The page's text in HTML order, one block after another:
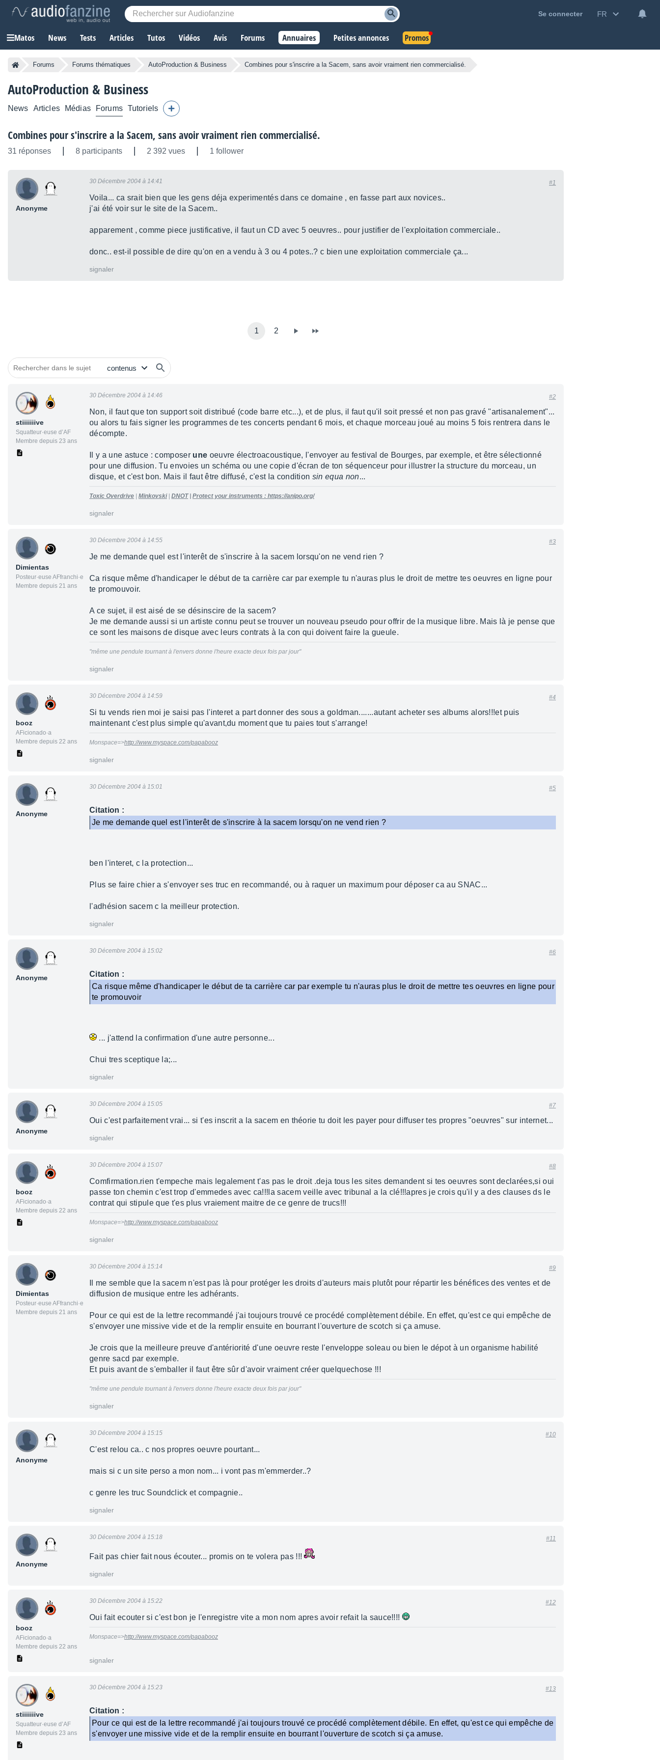
Se connecter FR
Matos News Tests Articles Tutos Vidéos Avis Forums Annuaires Petites annonces Promos
Forums Forums thématiques AutoProduction & Business Combines pour s'inscrire a la Sacem, sans avoir vraiment rien commercialisé.
AutoProduction & Business
News Articles Médias Forums Tutoriels
Combines pour s'inscrire a la Sacem, sans avoir vraiment rien commercialisé.
31 réponses 8 participants 2 392 vues 1 follower
Anonyme
30 Décembre 2004 à 14:41 #1
Voila... ca srait bien que les gens déja experimentés dans ce domaine , en fasse part aux novices..
j'ai été voir sur le site de la Sacem..
apparement , comme piece justificative, il faut un CD avec 5 oeuvres.. pour justifier de l'exploitation commerciale..
donc.. est-il possible de dire qu'on en a vendu à 3 ou 4 potes..? c bien une exploitation commerciale ça...
signaler
1 2
stiiiiiiive
Squatteur·euse d’AF
Membre depuis 23 ans
30 Décembre 2004 à 14:46 #2
Non, il faut que ton support soit distribué (code barre etc...), et de plus, il faut qu'il soit pressé et non pas gravé "artisanalement"...
ou alors tu fais signer les programmes de tes concerts pendant 6 mois, et chaque morceau joué au moins 5 fois rentrera dans le
décompte.
Il y a une astuce : composer une oeuvre électroacoustique, l'envoyer au festival de Bourges, par exemple, et être sélectionné
pour une diffusion. Tu envoies un schéma ou une copie d'écran de ton séquenceur pour illustrer la structure du morceau, un
disque, et c'est bon. Mais il faut être diffusé, c'est la condition sin equa non...
Toxic Overdrive Minkovski| DNOT| Protect your instruments : https://anipo.org/
signaler
Dimientas
Posteur·euse AFfranchi·e
Membre depuis 21 ans
30 Décembre 2004 à 14:55 #3
Je me demande quel est l'interêt de s'inscrire à la sacem lorsqu'on ne vend rien ?
Ca risque même d'handicaper le début de ta carrière car par exemple tu n'auras plus le droit de mettre tes oeuvres en ligne pour
te promouvoir.
A ce sujet, il est aisé de se désinscire de la sacem?
Je me demande aussi si un artiste connu peut se trouver un nouveau pseudo pour offrir de la musique libre. Mais là je pense que
ce sont les maisons de disque avec leurs contrats à la con qui doivent faire la gueule.
"même une pendule tournant à l'envers donne l'heure exacte deux fois par jour"
signaler
booz
AFicionado·a
Membre depuis 22 ans
30 Décembre 2004 à 14:59 #4
Si tu vends rien moi je saisi pas l'interet a part donner des sous a goldman.......autant acheter ses albums alors!!!et puis
maintenant c'est plus simple qu'avant,du moment que tu paies tout s'arrange!
Monspace=>http://www.myspace.com/papabooz
signaler
Anonyme
30 Décembre 2004 à 15:01 #5
Citation :
Je me demande quel est l'interêt de s'inscrire à la sacem lorsqu'on ne vend rien ?
ben l'interet, c la protection...
Plus se faire chier a s'envoyer ses truc en recommandé, ou à raquer un maximum pour déposer ca au SNAC...
l'adhésion sacem c la meilleur protection.
signaler
Anonyme
30 Décembre 2004 à 15:02 #6
Citation :
Ca risque même d'handicaper le début de ta carrière car par exemple tu n'auras plus le droit de mettre tes oeuvres en ligne pour
te promouvoir
... j'attend la confirmation d'une autre personne...
Chui tres sceptique la;...
signaler
Anonyme
30 Décembre 2004 à 15:05 #7
Oui c'est parfaitement vrai... si t'es inscrit a la sacem en théorie tu doit les payer pour diffuser tes propres "oeuvres" sur internet...
signaler
booz
AFicionado·a
Membre depuis 22 ans
30 Décembre 2004 à 15:07 #8
Comfirmation.rien t'empeche mais legalement t'as pas le droit .deja tous les sites demandent si tes oeuvres sont declarées,si oui
passe ton chemin c'est trop d'emmedes avec ca!!!la sacem veille avec tribunal a la clé!!!apres je crois qu'il y a des clauses ds le
contrat qui stipule que t'es plus vraiement maitre de ce genre de trucs!!!
Monspace=>http://www.myspace.com/papabooz
signaler
Dimientas
Posteur·euse AFfranchi·e
Membre depuis 21 ans
30 Décembre 2004 à 15:14 #9
Il me semble que la sacem n'est pas là pour protéger les droits d'auteurs mais plutôt pour répartir les bénéfices des ventes et de
diffusion de musique entre les adhérants.
Pour ce qui est de la lettre recommandé j'ai toujours trouvé ce procédé complètement débile. En effet, qu'est ce qui empêche de
s'envoyer une missive vide et de la remplir ensuite en bourrant l'ouverture de scotch si ça amuse.
Je crois que la meilleure preuve d'antériorité d'une oeuvre reste l'enveloppe soleau ou bien le dépot à un organisme habilité
genre sacd par exemple.
Et puis avant de s'emballer il faut être sûr d'avoir vraiment créer quelquechose !!!
"même une pendule tournant à l'envers donne l'heure exacte deux fois par jour"
signaler
Anonyme
30 Décembre 2004 à 15:15 #10
C'est relou ca.. c nos propres oeuvre pourtant...
mais si c un site perso a mon nom... i vont pas m'emmerder..?
c genre les truc Soundclick et compagnie..
signaler
Anonyme
30 Décembre 2004 à 15:18 #11
Fait pas chier fait nous écouter... promis on te volera pas !!!
signaler
booz
AFicionado·a
Membre depuis 22 ans
30 Décembre 2004 à 15:22 #12
Oui fait ecouter si c'est bon je l'enregistre vite a mon nom apres avoir refait la sauce!!!!
Monspace=>http://www.myspace.com/papabooz
signaler
stiiiiiiive
Squatteur·euse d’AF
Membre depuis 23 ans
30 Décembre 2004 à 15:23 #13
Citation :
Pour ce qui est de la lettre recommandé j'ai toujours trouvé ce procédé complètement débile. En effet, qu'est ce qui empêche de
s'envoyer une missive vide et de la remplir ensuite en bourrant l'ouverture de scotch si ça amuse.